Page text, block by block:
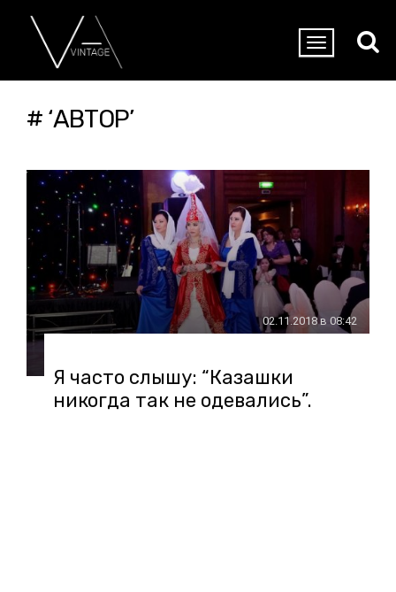
# ‘АВТОР’
02.11.2018 в 08:42
Я часто слышу: “Казашки
никогда так не одевались”.